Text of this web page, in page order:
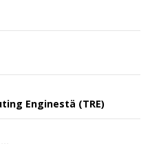
Enginestä (TRE)